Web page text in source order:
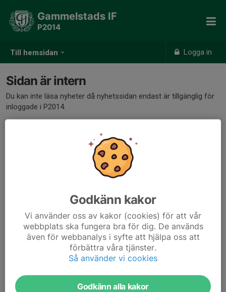
Till hemsidan Logga in
Gammelstads IF
P2014
Sidan är intern
Du kan inte läsa nyheter då nyhetssidan endast är tillgänglig för
inloggade i P2014.
Godkänn kakor
Vi använder oss av kakor (cookies) för att vår
webbplats ska fungera bra för dig. De används
även för webbanalys i syfte att hjälpa oss att
förbättra våra tjänster.
Så använder vi cookies
Godkänn alla kakor